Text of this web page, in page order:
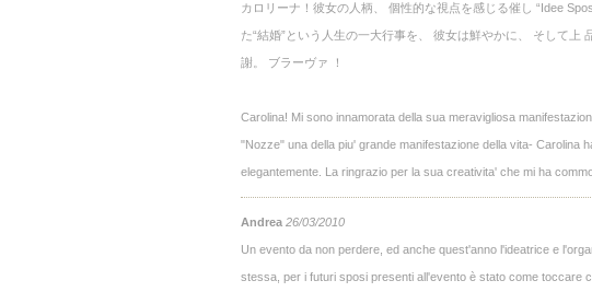
カロリーナ！彼女の人柄、 個性的な視点を感じる催し “Idee
た“結婚”という人生の一大行事を、 彼女は鮮やかに、 そして
謝。 ブラーヴァ ！
Carolina! Mi sono innamorata della sua meravigliosa
"Nozze" una della piu' grande manifestazione della vita- Carolina
elegantemente. La ringrazio per la sua creativita' che mi ha
Andrea 26/03/2010
Un evento da non perdere, ed anche quest'anno l'ideatrice e
stessa, per i futuri sposi presenti all'evento è stato come toccare